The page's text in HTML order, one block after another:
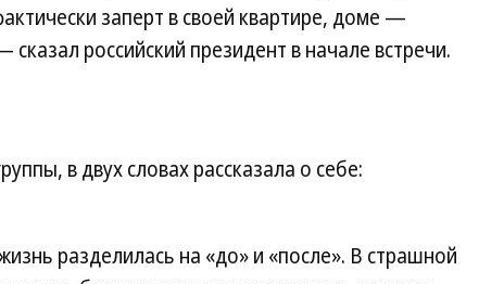
заперт в своей квартире, доме —
российский президент в начале встречи.
в двух словах рассказала о себе:
разделилась на «до» и «после». В страшной